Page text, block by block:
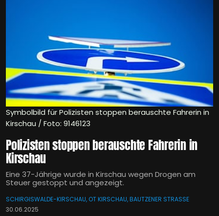
Symbolbild für Polizisten stoppen berauschte Fahrerin in
Kirschau / Foto: 9146123
Polizisten stoppen berauschte Fahrerin in
Kirschau
Eine 37-Jährige wurde in Kirschau wegen Drogen am
Steuer gestoppt und angezeigt.
SCHIRGISWALDE-KIRSCHAU, OT KIRSCHAU, BAUTZENER STRASSE
30.06.2025